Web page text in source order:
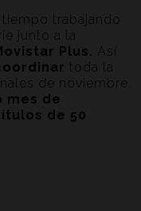
trabajando
junto a la
Plus. Así
toda la
de noviembre.
mes de
de 50